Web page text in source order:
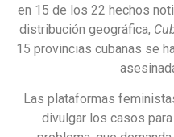
en 15 de los 22 hechos
distribución geográfica,
15 provincias cubanas se
Las plataformas
divulgar los casos